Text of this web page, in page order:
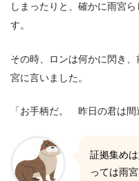
しまったりと、確かに雨宮
す。
その時、ロンは何かに閃き
宮に言いました。
「お手柄だ。 昨日の君は間
証拠集め
っては雨